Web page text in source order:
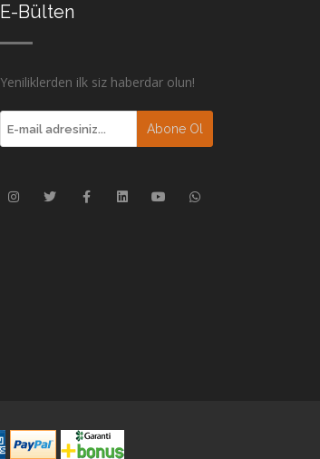
E-Bülten
Yeniliklerden ilk siz haberdar olun!